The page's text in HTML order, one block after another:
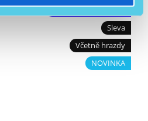
Doprava PPL zdarma
Sleva
Včetně hrazdy
NOVINKA